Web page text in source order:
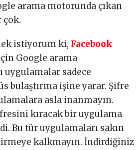
arama motorunda çıkan
çok.
istiyorum ki, Facebook
Google arama
uygulamalar sadece
bulaştırma işine yarar. Şifre
asla inanmayın.
kıracak bir uygulama
Bu tür uygulamaları sakın
kalkmayın. İndirdiğiniz